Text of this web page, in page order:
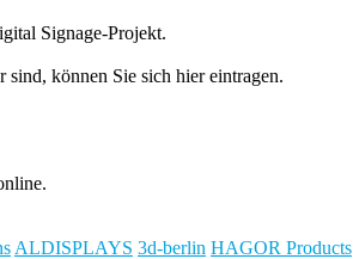
Signage-Projekt.
können Sie sich hier eintragen.
ALDISPLAYS 3d-berlin HAGOR Products